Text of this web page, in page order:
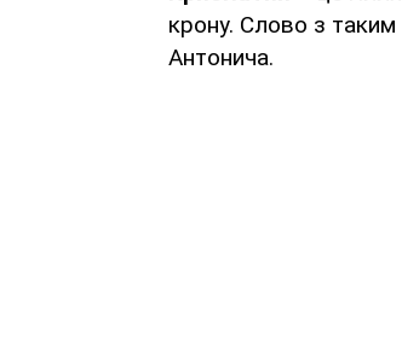
крону. Слово з таким
Антонича.